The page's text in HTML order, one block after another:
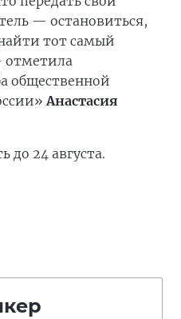
— остановиться,
тот самый
отметила
общественной
Анастасия
до 24 августа.